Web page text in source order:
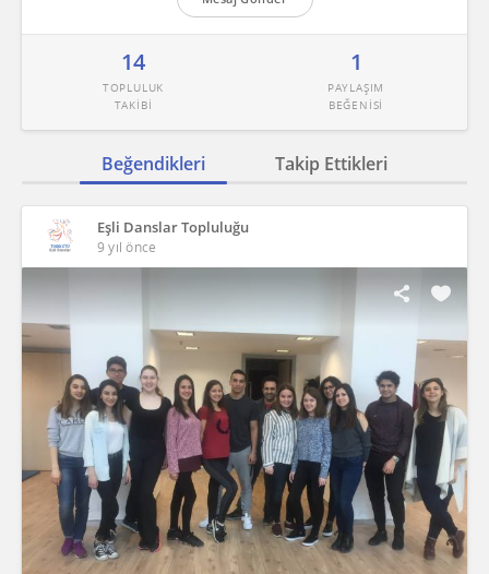
14
TOPLULUK
TAKİBİ
1
PAYLAŞIM
BEĞENİSİ
Beğendikleri Takip Ettikleri
Eşli Danslar Topluluğu
9 yıl önce